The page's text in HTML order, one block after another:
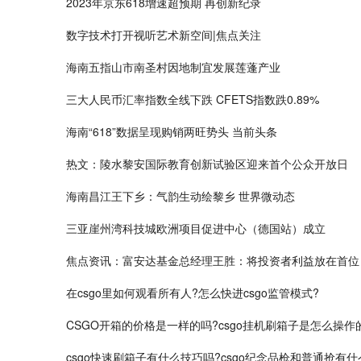
数字技术打开视听艺术新空间|焦点关注
海南五指山市南圣村因地制宜发展莲蓬产业
三大人民币汇率指数全线下跌 CFETS指数跌0.89%
海南“618”数据呈现购销两旺势头 当前头条
热文：陵水黎安国际教育创新试验区迎来首个公众开放日
海南昌江王下乡：气韵生动绘黎乡 世界微动态
三亚崖州湾科技城欧洲项目促进中心（德国站）成立
焦点资讯：富安达基金总经理王胜：将投资者利益放在首位
在csgo里如何观看所有人?怎么快进csgo监管模式?
CSGO开箱的价格是一样的吗?csgo挂机刷箱子是怎么操作
csgo快速刷箱子有什么技巧吗?csgo纪念品枪和普通抢有什